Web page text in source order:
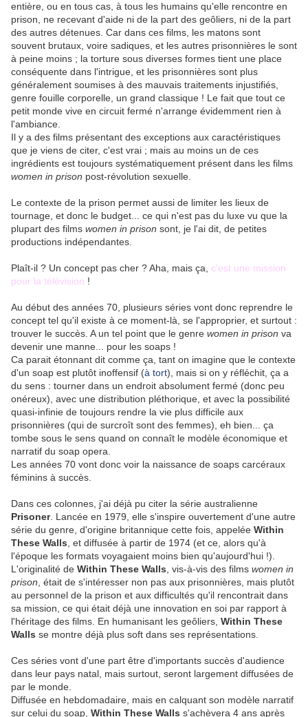
entière, ou en tous cas, à tous les humains qu'elle rencontre en
prison, ne recevant d'aide ni de la part des geôliers, ni de la part
des autres détenues. Car dans ces films, les matons sont
souvent brutaux, voire sadiques, et les autres prisonnières le sont
à peine moins ; la torture sous diverses formes tient une place
conséquente dans l'intrigue, et les prisonnières sont plus
généralement soumises à des mauvais traitements injustifiés,
genre fouille corporelle, un grand classique ! Le fait que tout ce
petit monde vive en circuit fermé n'arrange évidemment rien à
l'ambiance.
Il y a des films présentant des exceptions aux caractéristiques
que je viens de citer, c'est vrai ; mais au moins un de ces
ingrédients est toujours systématiquement présent dans les films
women in prison post-révolution sexuelle.
Le contexte de la prison permet aussi de limiter les lieux de
tournage, et donc le budget... ce qui n'est pas du luxe vu que la
plupart des films women in prison sont, je l'ai dit, de petites
productions indépendantes.
Plaît-il ? Un concept pas cher ? Aha, mais ça, c'est une mission
pour la télévision !
Au début des années 70, plusieurs séries vont donc reprendre le
concept tel qu'il existe à ce moment-là, se l'approprier, et surtout :
trouver le succès. A un tel point que le genre women in prison va
devenir une manne... pour les soaps !
Ca parait étonnant dit comme ça, tant on imagine que le contexte
d'un soap est plutôt inoffensif (à tort), mais si on y réfléchit, ça a
du sens : tourner dans un endroit absolument fermé (donc peu
onéreux), avec une distribution pléthorique, et avec la possibilité
quasi-infinie de toujours rendre la vie plus difficile aux
prisonnières (qui de surcroît sont des femmes), eh bien... ça
tombe sous le sens quand on connaît le modèle économique et
narratif du soap opera.
Les années 70 vont donc voir la naissance de soaps carcéraux
féminins à succès.
Dans ces colonnes, j'ai déjà pu citer la série australienne
Prisoner. Lancée en 1979, elle s'inspire ouvertement d'une autre
série du genre, d'origine britannique cette fois, appelée Within
These Walls , et diffusée à partir de 1974 (et ce, alors qu'à
l'époque les formats voyagaient moins bien qu'aujourd'hui !).
L'originalité de Within These Walls , vis-à-vis des films women in
prison , était de s'intéresser non pas aux prisonnières, mais plutôt
au personnel de la prison et aux difficultés qu'il rencontrait dans
sa mission, ce qui était déjà une innovation en soi par rapport à
l'héritage des films. En humanisant les geôliers, Within These
Walls se montre déjà plus soft dans ses représentations.
Ces séries vont d'une part être d'importants succès d'audience
dans leur pays natal, mais surtout, seront largement diffusées de
par le monde.
Diffusée en hebdomadaire, mais en calquant son modèle narratif
sur celui du soap, Within These Walls s'achèvera 4 ans après